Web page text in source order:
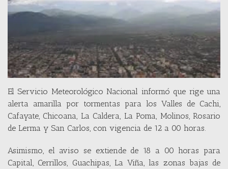
El Servicio Meteorológico Nacional informó que rige una
alerta amarilla por tormentas para los Valles de Cachi,
Cafayate, Chicoana, La Caldera, La Poma, Molinos, Rosario
de Lerma y San Carlos, con vigencia de 12 a 00 horas.
Asimismo, el aviso se extiende de 18 a 00 horas para
Capital, Cerrillos, Guachipas, La Viña, las zonas bajas de